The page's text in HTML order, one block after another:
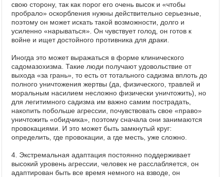
свою сторону, так как порог его очень высок и «чтобы
пробрало» оскорбления нужны действительно серьезные,
поэтому он может искать такой возможности, долго и
усиленно «нарываться». Он чувствует голод, он готов к
войне и ищет достойного противника для драки.
Иногда это может выражаться в форме клинического
садомазохизма. Такие люди получают удовольствие от
выхода «за грань», то есть от тотального садизма вплоть до
полного уничтожения жертвы (да, физического, травлей и
моральным насилием несложно физически уничтожить), но
для легитимного садизма им важно самим пострадать,
накопить побольше агрессии, почувствовать свое «право»
уничтожить «обидчика», поэтому сначала они занимаются
провокациями. И это может быть замкнутый круг:
определить, где провокации, а где месть, уже сложно.
4. Экстремальная адаптация постоянно поддерживает
высокий уровень агрессии, человек не расслабляется, он
адаптирован быть все время немного на взводе, он